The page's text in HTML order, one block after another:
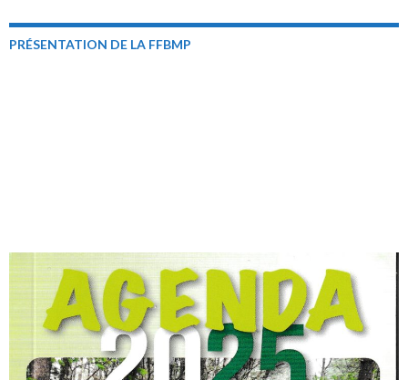
PRÉSENTATION DE LA FFBMP